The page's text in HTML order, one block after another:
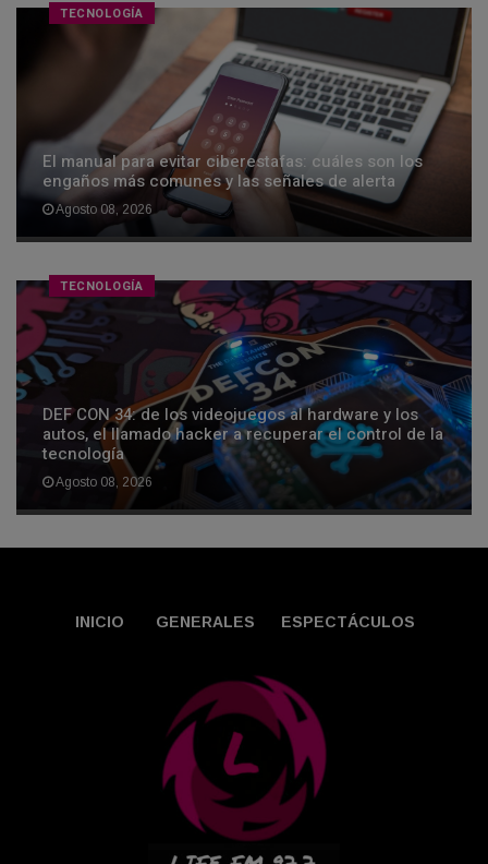
TECNOLOGÍA
El manual para evitar ciberestafas: cuáles son los
engaños más comunes y las señales de alerta
Agosto 08, 2026
TECNOLOGÍA
DEF CON 34: de los videojuegos al hardware y los
autos, el llamado hacker a recuperar el control de la
tecnología
Agosto 08, 2026
INICIO GENERALES ESPECTÁCULOS